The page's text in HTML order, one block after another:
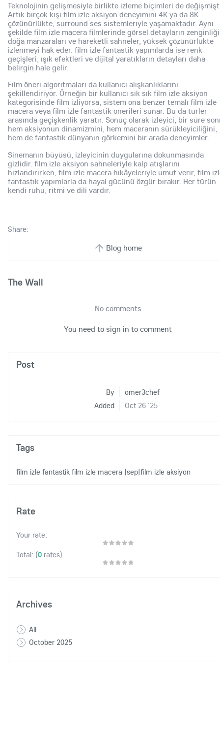
Teknolojinin gelişmesiyle birlikte izleme biçimleri de
Artık birçok kişi film izle aksiyon deneyimini 4K ya da 8K
çözünürlükte, surround ses sistemleriyle yaşamaktadır. Aynı
şekilde film izle macera filmlerinde görsel detayların
doğa manzaraları ve hareketli sahneler, yüksek çözünürlükte
izlenmeyi hak eder. film izle fantastik yapımlarda ise renk
geçişleri, ışık efektleri ve dijital yaratıkların detayları daha
belirgin hale gelir.
Film öneri algoritmaları da kullanıcı alışkanlıklarını
şekillendiriyor. Örneğin bir kullanıcı sık sık film izle aksiyon
kategorisinde film izliyorsa, sistem ona benzer temalı film izle
macera veya film izle fantastik önerileri sunar. Bu da türler
arasında geçişkenlik yaratır. Sonuç olarak izleyici, bir süre
hem aksiyonun dinamizmini, hem maceranın sürükleyiciliğini,
hem de fantastik dünyanın görkemini bir arada deneyimler.
Sinemanın büyüsü, izleyicinin duygularına dokunmasında
gizlidir. film izle aksiyon sahneleriyle kalp atışlarını
hızlandırırken, film izle macera hikâyeleriyle umut verir, film
fantastik yapımlarla da hayal gücünü özgür bırakır. Her türün
kendi ruhu, ritmi ve dili vardır.
Share:
Blog home
The Wall
No comments
You need to sign in to comment
Post
By
omer3chef
Added
Oct 26 '25
Tags
film izle fantastik film izle macera |sep|film izle aksiyon
Rate
Your rate:
Total: (0 rates)
Archives
All
October 2025